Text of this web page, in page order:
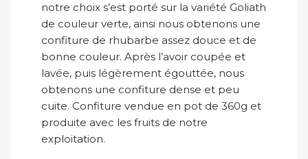
notre choix s’est porté sur la variété Goliath
de couleur verte, ainsi nous obtenons une
confiture de rhubarbe assez douce et de
bonne couleur. Après l’avoir coupée et
lavée, puis légèrement égouttée, nous
obtenons une confiture dense et peu
cuite. Confiture vendue en pot de 360g et
produite avec les fruits de notre
exploitation.